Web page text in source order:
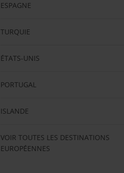
ESPAGNE
TURQUIE
ÉTATS-UNIS
PORTUGAL
ISLANDE
VOIR TOUTES LES DESTINATIONS
EUROPÉENNES